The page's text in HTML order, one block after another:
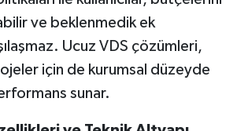
ve beklenmedik ek
Ucuz VDS çözümleri,
için de kurumsal düzeyde
sunar.